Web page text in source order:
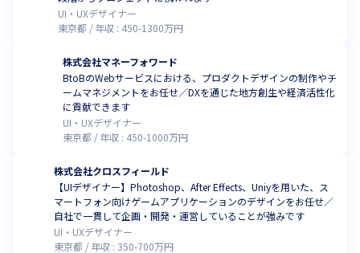
UI・UXデザイナー
東京都
年収 : 450-1300万円
株式会社マネーフォワード
BtoBのWebサービスにおける、プロダクトデザインの制作やチ
ームマネジメントをお任せ／DXを通じた地方創生や経済活性化
に貢献できます
UI・UXデザイナー
東京都
年収 : 450-1000万円
株式会社クロスフィールド
【UIデザイナー】Photoshop、After Effects、Uniyを用いた、ス
マートフォン向けゲームアプリケーションのデザインをお任せ／
自社で一貫して企画・開発・運営していることが強みです
UI・UXデザイナー
東京都
年収 : 350-700万円